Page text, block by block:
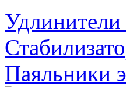
Удлинители
Паяльники